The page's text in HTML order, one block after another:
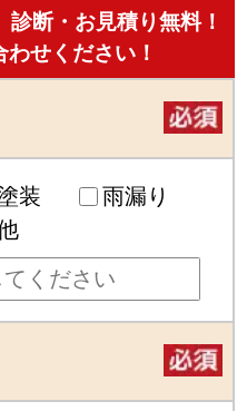
断・お見積り無料！
せください！
装
雨漏り